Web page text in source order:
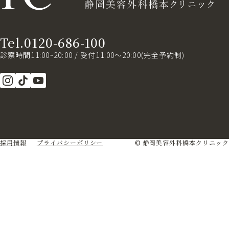
Tel.0120-686-100
診察時間11:00~20:00 / 受付11:00～20:00(完全予約制)
採用情報 プライバシーポリシー © 静岡美容外科橋本クリニック